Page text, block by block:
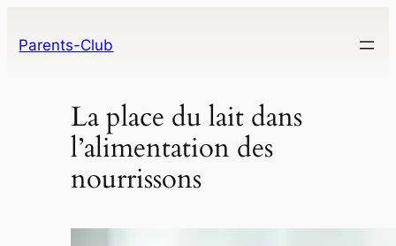
Parents-Club
La place du lait dans
l’alimentation des
nourrissons